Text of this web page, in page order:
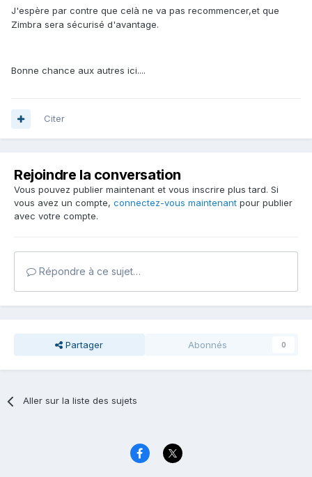
J'espère par contre que celà ne va pas recommencer,et que
Zimbra sera sécurisé d'avantage.
Bonne chance aux autres ici....
Citer
Rejoindre la conversation
Vous pouvez publier maintenant et vous inscrire plus tard. Si
vous avez un compte, connectez-vous maintenant pour publier
avec votre compte.
Répondre à ce sujet…
Partager Abonnés 0
Aller sur la liste des sujets